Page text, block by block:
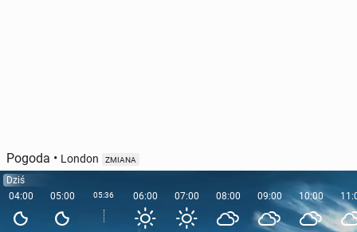
Pogoda • London ZMIANA
Dziś
04:00
05:00 05:36 06:00 07:00 08:00 09:00 10:00